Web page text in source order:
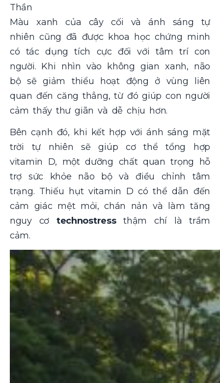
Thần
Màu xanh của cây cối và ánh sáng tự
nhiên cũng đã được khoa học chứng minh
có tác dụng tích cực đối với tâm trí con
người. Khi nhìn vào không gian xanh, não
bộ sẽ giảm thiểu hoạt động ở vùng liên
quan đến căng thẳng, từ đó giúp con người
cảm thấy thư giãn và dễ chịu hơn.
Bên cạnh đó, khi kết hợp với ánh sáng mặt
trời tự nhiên sẽ giúp cơ thể tổng hợp
vitamin D, một dưỡng chất quan trọng hỗ
trợ sức khỏe não bộ và điều chỉnh tâm
trạng. Thiếu hụt vitamin D có thể dẫn đến
cảm giác mệt mỏi, chán nản và làm tăng
nguy cơ technostressthậm chí là trầm
cảm.